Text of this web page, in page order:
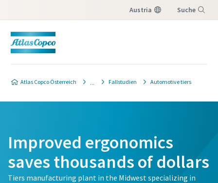
Austria Suche
Atlas Copco Österreich Fallstudien Automotive tiers
Improved ergonomics
saves thousands of dollars
Tiers manufacturing plant in the Midwest specializing in